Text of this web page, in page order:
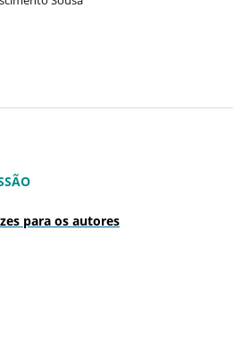
para os autores